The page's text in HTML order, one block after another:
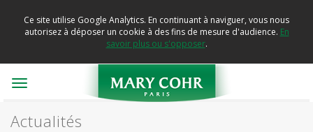
Ce site utilise Google Analytics. En continuant à naviguer, vous nous
autorisez à déposer un cookie à des fins de mesure d'audience. En
savoir plus ou s'opposer.
Toggle
Actualités